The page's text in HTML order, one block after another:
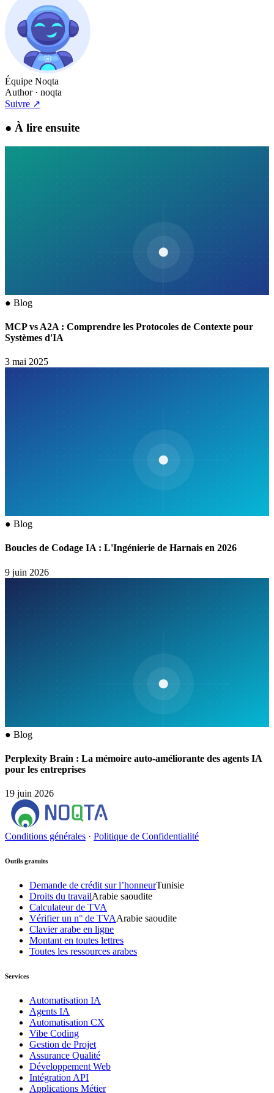
Équipe Noqta
Author· noqta
Suivre ↗
● À lire ensuite
● Blog
MCP vs A2A : Comprendre les Protocoles de Contexte pour
Systèmes d'IA
3 mai 2025
● Blog
Boucles de Codage IA : L'Ingénierie de Harnais en 2026
9 juin 2026
● Blog
Perplexity Brain : La mémoire auto-améliorante des agents IA
pour les entreprises
19 juin 2026
Conditions générales · Politique de Confidentialité
Outils gratuits
Demande de crédit sur l’honneurTunisie
Droits du travailArabie saoudite
Calculateur de TVA
Vérifier un n° de TVAArabie saoudite
Clavier arabe en ligne
Montant en toutes lettres
Toutes les ressources arabes
Services
Automatisation IA
Agents IA
Automatisation CX
Vibe Coding
Gestion de Projet
Assurance Qualité
Développement Web
Intégration API
Applications Métier